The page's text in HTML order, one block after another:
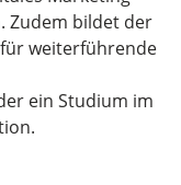
Zudem bildet der
weiterführende
ein Studium im